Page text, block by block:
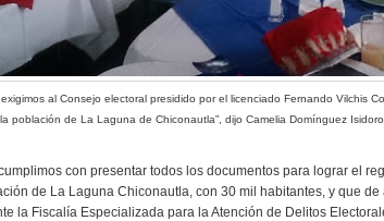
al Consejo electoral presidido por el licenciado Fernando Vilchis
población de La Laguna de Chiconautla”, dijo Camelia Domínguez
con presentar todos los documentos para lograr el
de La Laguna Chiconautla, con 30 mil habitantes, y que
la Fiscalía Especializada para la Atención de Delitos